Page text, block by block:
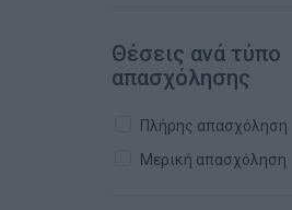
Θέσεις ανά τύπο
απασχόλησης
Πλήρης απασχόληση
Μερική απασχόληση